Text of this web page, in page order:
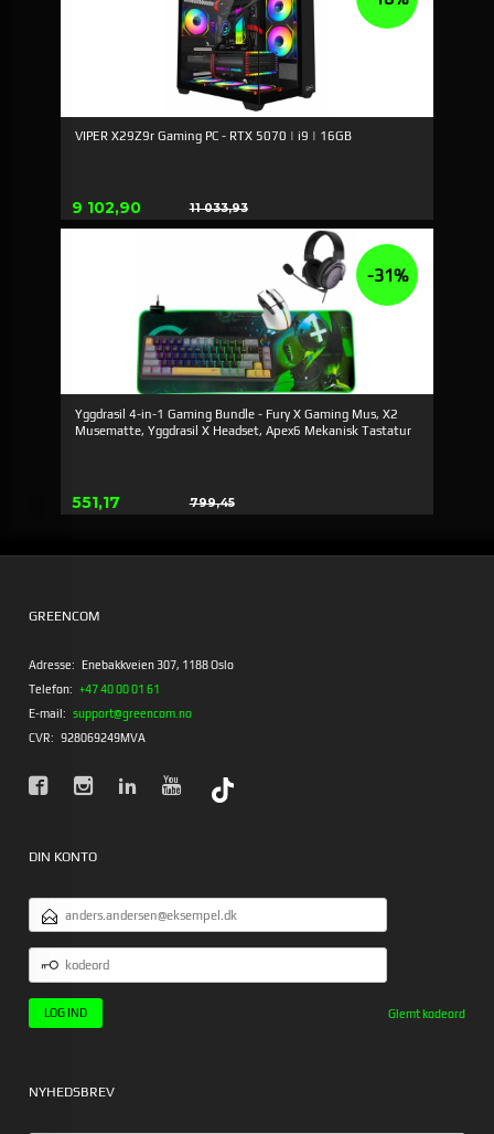
VIPER X29Z9r Gaming PC - RTX 5070 | i9 | 16GB
Tilbud
9 102,90 11 033,93
Rabat
Yggdrasil 4-in-1 Gaming Bundle - Fury X Gaming Mus, X2
Musematte, Yggdrasil X Headset, Apex6 Mekanisk Tastatur
Tilbud
551,17 799,45
Rabat
-31%
GREENCOM
Adresse: Enebakkveien 307, 1188 Oslo
Telefon: +47 40 00 01 61
E-mail: support@greencom.no
CVR: 928069249MVA
DIN KONTO
EMAILADRESSE
Glemt kodeord
NYHEDSBREV